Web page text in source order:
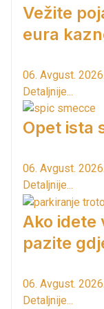
Vežite
eura
06. Avgust. 2026.
Detaljnije...
Opet ista
06. Avgust. 2026.
Detaljnije...
Ako idete
pazite
06. Avgust. 2026.
Detaljnije...